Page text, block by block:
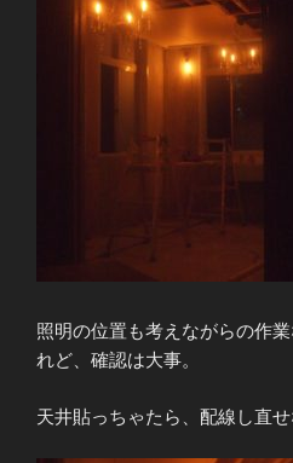
照明の位置も考えながらの作
れど、確認は大事。
天井貼っちゃたら、配線し直せ